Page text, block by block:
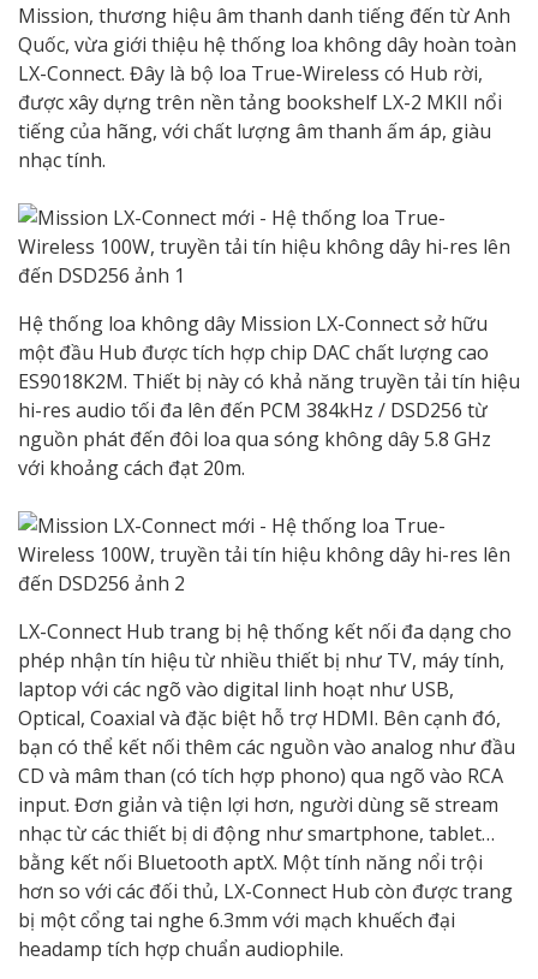
Mission, thương hiệu âm thanh danh tiếng đến từ Anh
Quốc, vừa giới thiệu hệ thống loa không dây hoàn toàn
LX-Connect. Đây là bộ loa True-Wireless có Hub rời,
được xây dựng trên nền tảng bookshelf LX-2 MKII nổi
tiếng của hãng, với chất lượng âm thanh ấm áp, giàu
nhạc tính.
Hệ thống loa không dây Mission LX-Connect sở hữu
một đầu Hub được tích hợp chip DAC chất lượng cao
ES9018K2M. Thiết bị này có khả năng truyền tải tín hiệu
hi-res audio tối đa lên đến PCM 384kHz / DSD256 từ
nguồn phát đến đôi loa qua sóng không dây 5.8 GHz
với khoảng cách đạt 20m.
LX-Connect Hub trang bị hệ thống kết nối đa dạng cho
phép nhận tín hiệu từ nhiều thiết bị như TV, máy tính,
laptop với các ngõ vào digital linh hoạt như USB,
Optical, Coaxial và đặc biệt hỗ trợ HDMI. Bên cạnh đó,
bạn có thể kết nối thêm các nguồn vào analog như đầu
CD và mâm than (có tích hợp phono) qua ngõ vào RCA
input. Đơn giản và tiện lợi hơn, người dùng sẽ stream
nhạc từ các thiết bị di động như smartphone, tablet…
bằng kết nối Bluetooth aptX. Một tính năng nổi trội
hơn so với các đối thủ, LX-Connect Hub còn được trang
bị một cổng tai nghe 6.3mm với mạch khuếch đại
headamp tích hợp chuẩn audiophile.